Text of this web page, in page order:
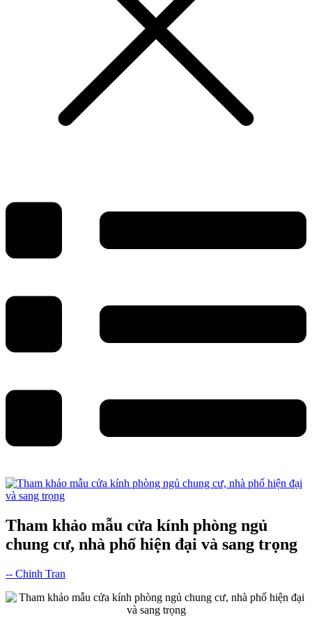
Tham khảo mẫu cửa kính phòng ngủ
chung cư, nhà phố hiện đại và sang trọng
-- Chinh Tran